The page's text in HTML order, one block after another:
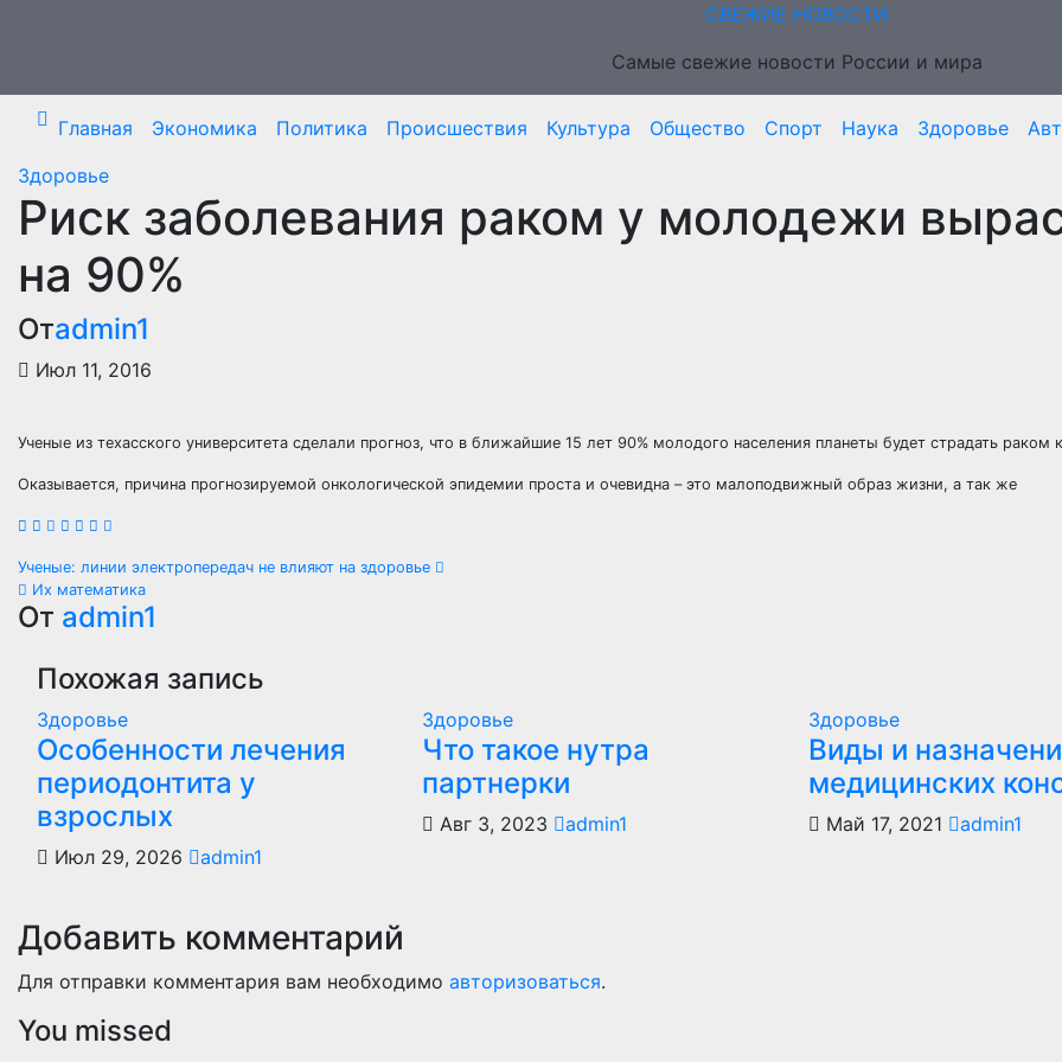
СВЕЖИЕ НОВОСТИ
Самые свежие новости России и мира
Главная Экономика Политика Происшествия Культура Общество Спорт Наука Здоровье
Здоровье
Риск заболевания раком у молодежи
на 90%
Отadmin1
Июл 11, 2016
Ученые из техасского университета сделали прогноз, что в ближайшие 15 лет 90% молодого населения планеты будет страдать раком
Оказывается, причина прогнозируемой онкологической эпидемии проста и очевидна – это малоподвижный образ жизни, а так же
Навигация
по
записям
Ученые: линии электропередач не влияют на здоровье
Их математика
От admin1
Похожая запись
Здоровье
Особенности лечения
периодонтита у
взрослых
Июл 29, 2026 admin1
Здоровье
Что такое нутра
партнерки
Авг 3, 2023 admin1
Здоровье
Виды и
медицинских
Май 17, 2021 admin1
Добавить комментарий
Для отправки комментария вам необходимо авторизоваться.
You missed